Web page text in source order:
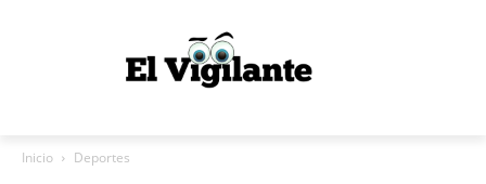
Inicio Deportes